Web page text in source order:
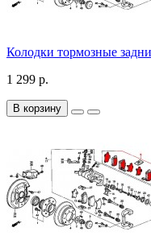
Колодки тормозные
1 299 р.
В корзину